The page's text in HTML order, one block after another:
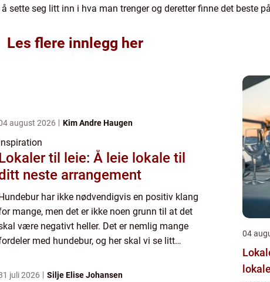
sette seg litt inn i hva man trenger og deretter finne det beste
Les flere innlegg her
august 2026 Kim Andre Haugen
til leie: Å leie lokale til
neste arrangement
har ikke nødvendigvis en positiv klang
mange, men det er ikke noen grunn til at det
være negativt heller. Det er nemlig mange
med hundebur, og her skal vi se litt
juli 2026 Silje Elise Johansen
04